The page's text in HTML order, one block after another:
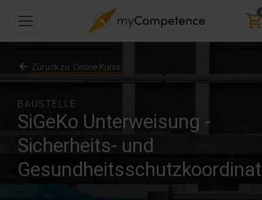
BAUSTELLE
SiGeKo Unterweisung -
Sicherheits- und
Zurück zu 'Online-Kurse'